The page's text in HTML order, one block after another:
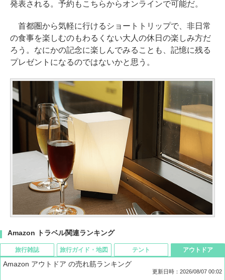
発表される。予約もこちらからオンラインで可能だ。
首都圏から気軽に行けるショートトリップで、非日常
の食事を楽しむのもわるくない大人の休日の楽しみ方だ
ろう。なにかの記念に楽しんでみることも、記憶に残る
プレゼントになるのではないかと思う。
Amazon トラベル関連ランキング
旅行雑誌 旅行ガイド・地図 テント アウトドア
Amazon アウトドア の売れ筋ランキング
更新日時：2026/08/07 00:02